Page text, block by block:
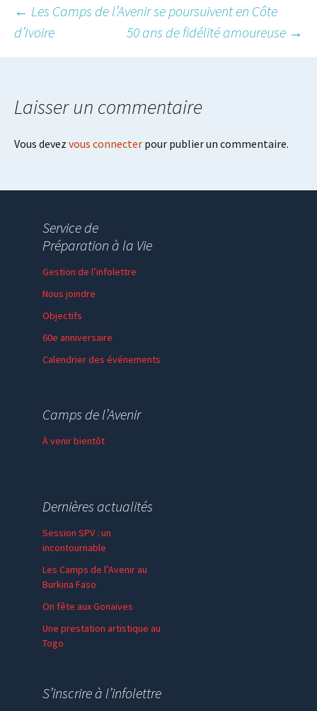
Post
navigation
← Les Camps de l’Avenir se poursuivent en Côte
d’Ivoire
50 ans de fidélité amoureuse →
Laisser un commentaire
Vous devez vous connecter pour publier un commentaire.
Service de
Préparation à la Vie
Gestion de l’infolettre
Nous joindre
Objectifs
60e anniversaire
Calendrier des événements
Faire un don
Camps de l’Avenir
À venir bientôt
Dernières actualités
Session SPV : un
incontournable
Les Camps de l’Avenir au
Burkina Faso
On fête aux Gonaïves
Une prestation artistique au
Togo
S’inscrire à l’infolettre